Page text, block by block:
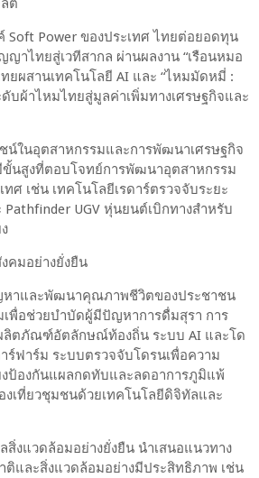
ต
Soft Power ของประเทศ ไทยต่อยอดทุน
าไทยสู่เวทีสากล ผ่านผลงาน “เรือนหมอ
ยผสานเทคโนโลยี AI และ “ไหมมัดหมี่ :
บผ้าไหมไทยสู่มูลค่าเพิ่มทางเศรษฐกิจและ
น์ในอุตสาหกรรมและการพัฒนาเศรษฐกิจ
ขั้นสูงที่ตอบโจทย์การพัฒนาอุตสาหกรรม
ศ เช่น เทคโนโลยีเรดาร์ตรวจจับระยะ
UGV หุ่นยนต์เบิกทางสำหรับ
คมอย่างยั่งยืน
หาและพัฒนาคุณภาพชีวิตของประชาชน
พื่อช่วยบำบัดผู้มีปัญหาการดื่มสุรา การ
ลิตภัณฑ์อัตลักษณ์ท้องถิ่น ระบบ AI และโด
ร์ฟาร์ม ระบบตรวจจับโดรนเพื่อความ
ป้องกันแผลกดทับและลดอาการภูมิแพ้
งเที่ยวชุมชนด้วยเทคโนโลยีดิจิทัลและ
สิ่งแวดล้อมอย่างยั่งยืน นำเสนอแนวทาง
ติและสิ่งแวดล้อมอย่างมีประสิทธิภาพ เช่น